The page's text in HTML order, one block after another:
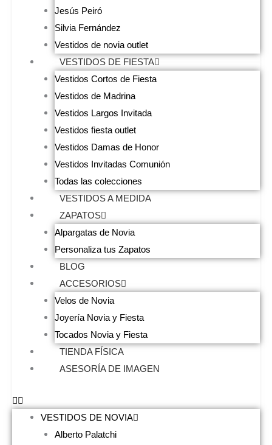
Jesús Peiró
Silvia Fernández
Vestidos de novia outlet
VESTIDOS DE FIESTA
Vestidos Cortos de Fiesta
Vestidos de Madrina
Vestidos Largos Invitada
Vestidos fiesta outlet
Vestidos Damas de Honor
Vestidos Invitadas Comunión
Todas las colecciones
VESTIDOS A MEDIDA
ZAPATOS
Alpargatas de Novia
Personaliza tus Zapatos
BLOG
ACCESORIOS
Velos de Novia
Joyería Novia y Fiesta
Tocados Novia y Fiesta
TIENDA FÍSICA
ASESORÍA DE IMAGEN
VESTIDOS DE NOVIA
Alberto Palatchi